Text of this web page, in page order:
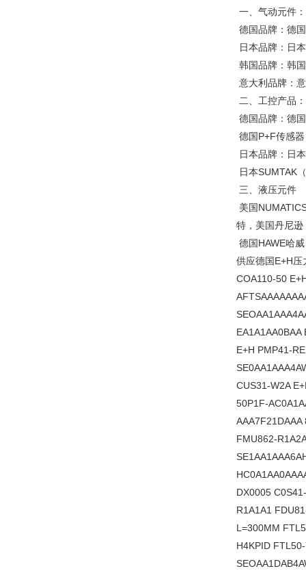
一、气动元件：
德国品牌：德
日本品牌：日
韩国品牌：韩
意大利品牌：
二、工控产品：
德国品牌：德
德国P+F传感
日本品牌：日
日本SUMTAK
三、液压元件
美国
特，美国丹尼逊
德国HAWE哈
供应德国E+H
COA110-50
E+H PMP41-
CUS31-W2A
50P1F-
AAA7F21DAAA
FMU862-
DX0005
R1A1A1
L=300MM
H4KPID